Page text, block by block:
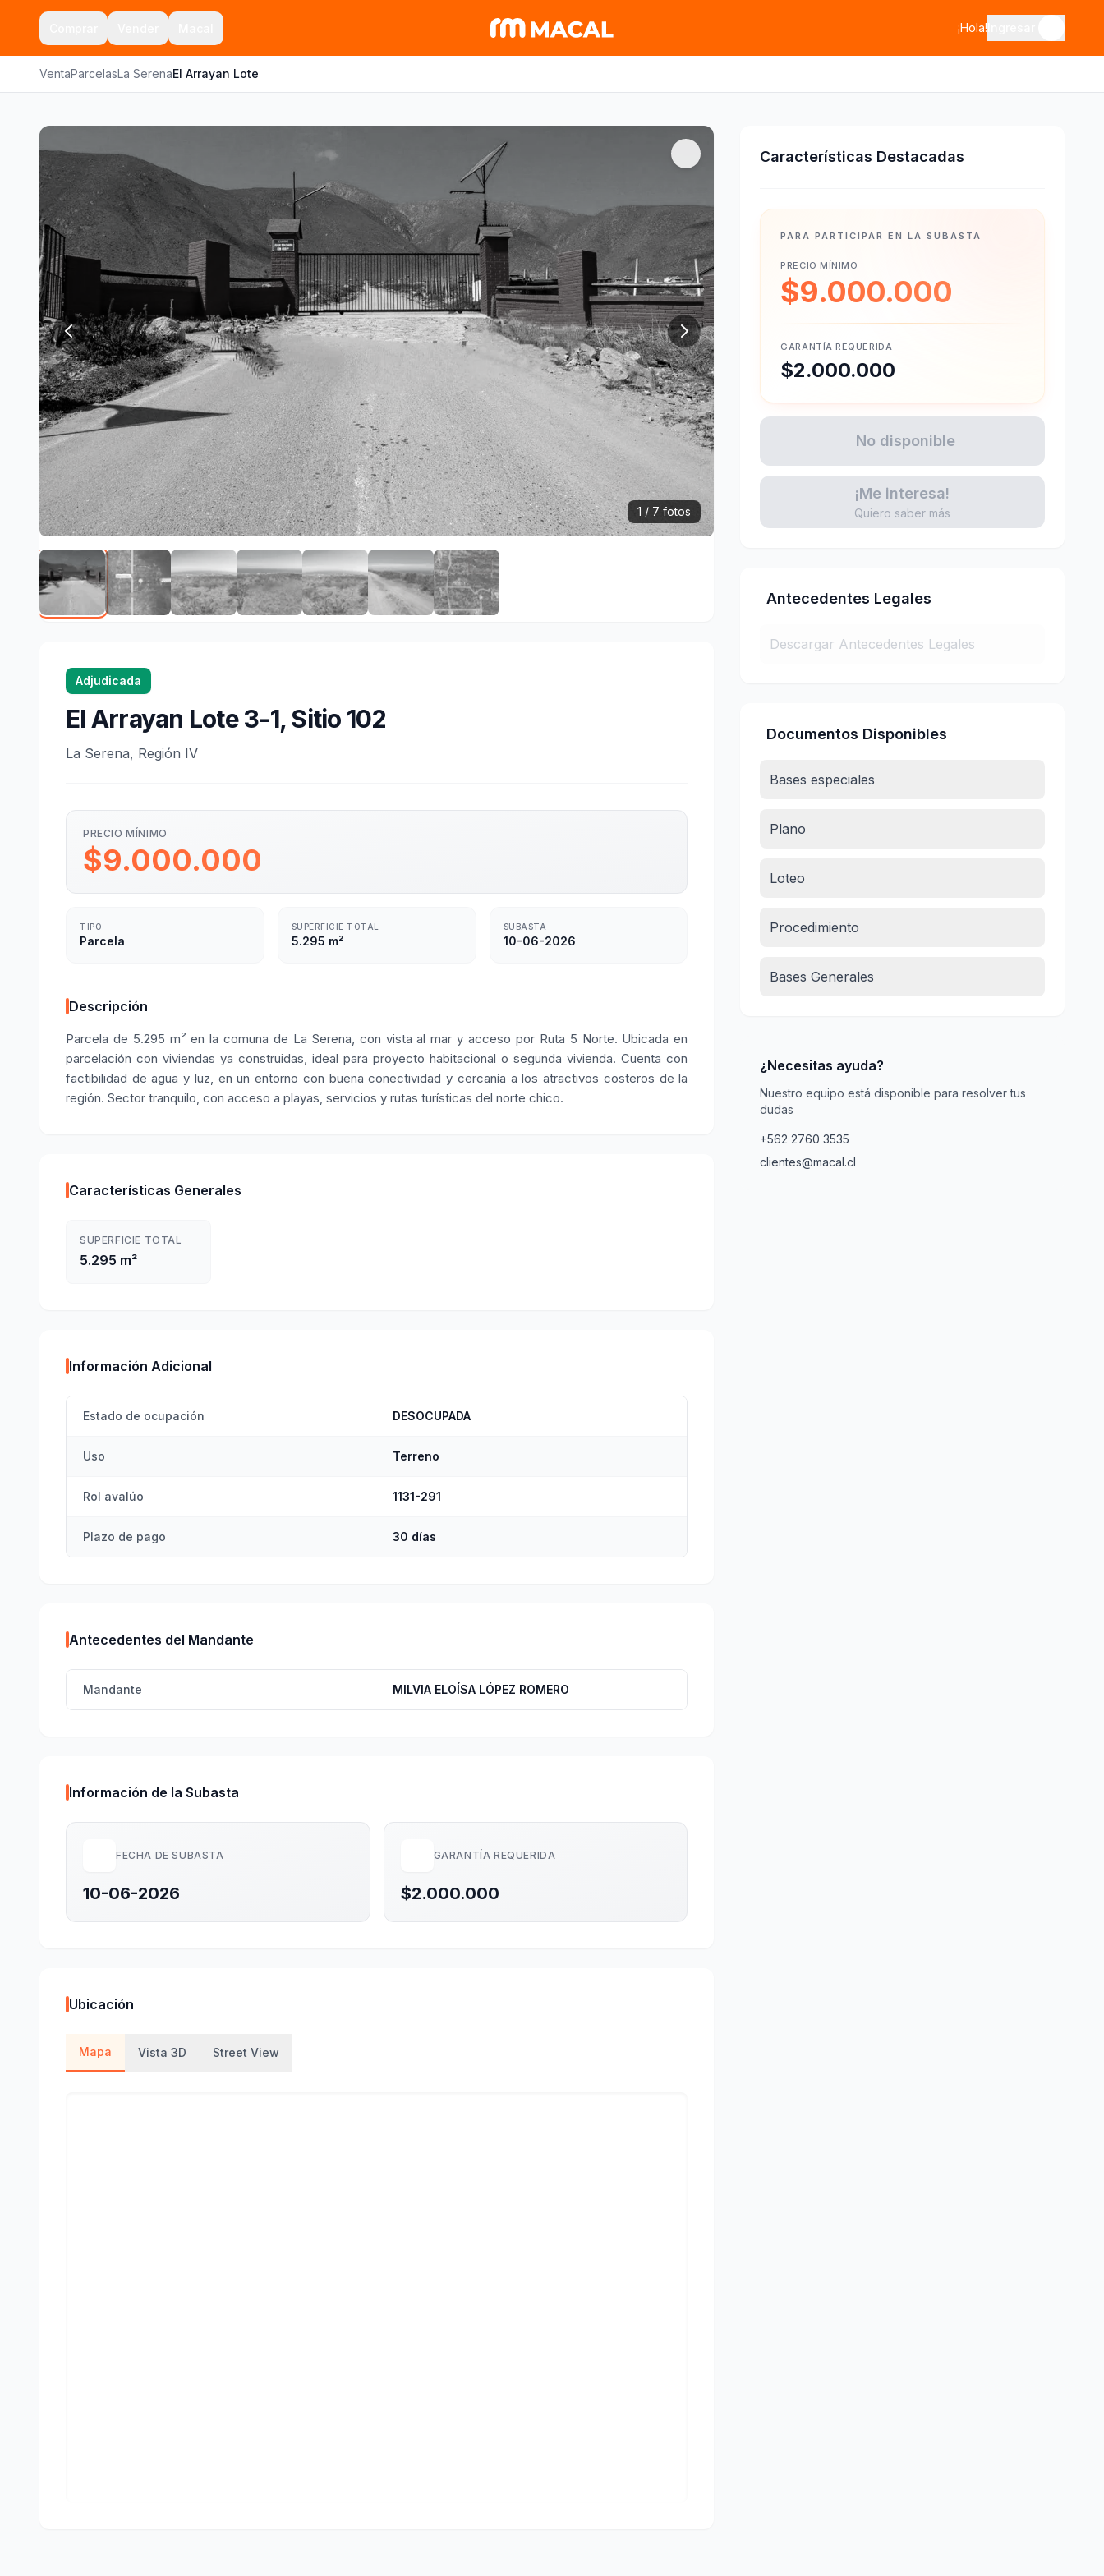
¡Hola!
VentaParcelasLa SerenaEl Arrayan Lote
1 / 7 fotos
Adjudicada
El Arrayan Lote 3-1, Sitio 102
La Serena, Región IV
PRECIO MÍNIMO
$9.000.000
TIPO
Parcela
SUPERFICIE TOTAL
5.295 m²
SUBASTA
10-06-2026
Descripción
Parcela de 5.295 m² en la comuna de La Serena, con vista al mar y acceso por Ruta 5 Norte. Ubicada en
parcelación con viviendas ya construidas, ideal para proyecto habitacional o segunda vivienda. Cuenta con
factibilidad de agua y luz, en un entorno con buena conectividad y cercanía a los atractivos costeros de la
región. Sector tranquilo, con acceso a playas, servicios y rutas turísticas del norte chico.
Características Generales
SUPERFICIE TOTAL
5.295 m²
Información Adicional
Estado de ocupación DESOCUPADA
Uso Terreno
Rol avalúo 1131-291
Plazo de pago 30 días
Antecedentes del Mandante
Mandante MILVIA ELOÍSA LÓPEZ ROMERO
Información de la Subasta
FECHA DE SUBASTA
10-06-2026
GARANTÍA REQUERIDA
$2.000.000
Ubicación
Mapa Vista 3D Street View
Características Destacadas
PARA PARTICIPAR EN LA SUBASTA
PRECIO MÍNIMO
$9.000.000
GARANTÍA REQUERIDA
$2.000.000
No disponible
¡Me interesa!
Quiero saber más
Antecedentes Legales
Descargar Antecedentes Legales
Documentos Disponibles
Bases especiales
Plano
Loteo
Procedimiento
Bases Generales
¿Necesitas ayuda?
Nuestro equipo está disponible para resolver tus
dudas
+562 2760 3535
clientes@macal.cl